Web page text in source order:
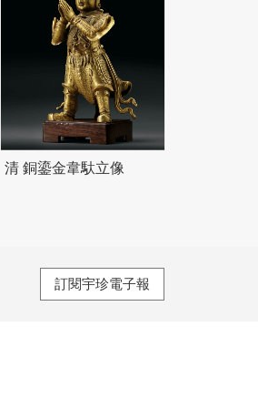
清 銅鎏金韋馱立像
訂閱宇珍電子報